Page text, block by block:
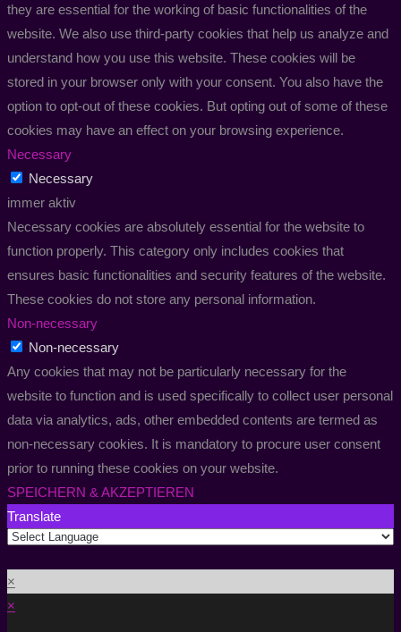
they are essential for the working of basic functionalities of the
website. We also use third-party cookies that help us analyze and
understand how you use this website. These cookies will be
stored in your browser only with your consent. You also have the
option to opt-out of these cookies. But opting out of some of these
cookies may have an effect on your browsing experience.
Necessary
Necessary
immer aktiv
Necessary cookies are absolutely essential for the website to
function properly. This category only includes cookies that
ensures basic functionalities and security features of the website.
These cookies do not store any personal information.
Non-necessary
Non-necessary
Any cookies that may not be particularly necessary for the
website to function and is used specifically to collect user personal
data via analytics, ads, other embedded contents are termed as
non-necessary cookies. It is mandatory to procure user consent
prior to running these cookies on your website.
SPEICHERN & AKZEPTIEREN
Translate
×
×